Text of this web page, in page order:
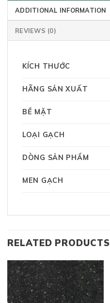
ADDITIONAL INFORMATION
REVIEWS (0)
KÍCH THƯỚC
HÃNG SẢN XUẤT
BỀ MẶT
LOẠI GẠCH
DÒNG SẢN PHẨM
MEN GẠCH
RELATED PRODUCTS